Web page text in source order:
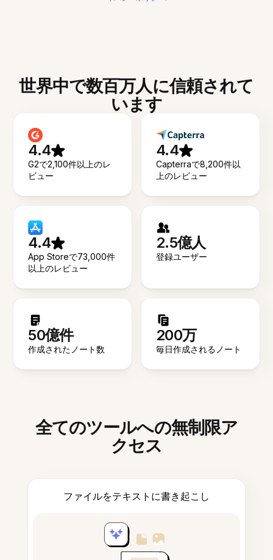
世界中で数百万人に信頼されて
います
4.4
G2で2,100件以上のレ
ビュー
4.4
Capterraで8,200件以
上のレビュー
4.4
App Storeで73,000件
以上のレビュー
2.5億人
登録ユーザー
50億件
作成されたノート数
200万
毎日作成されるノート
全てのツールへの無制限ア
クセス
ファイルをテキストに書き起こし